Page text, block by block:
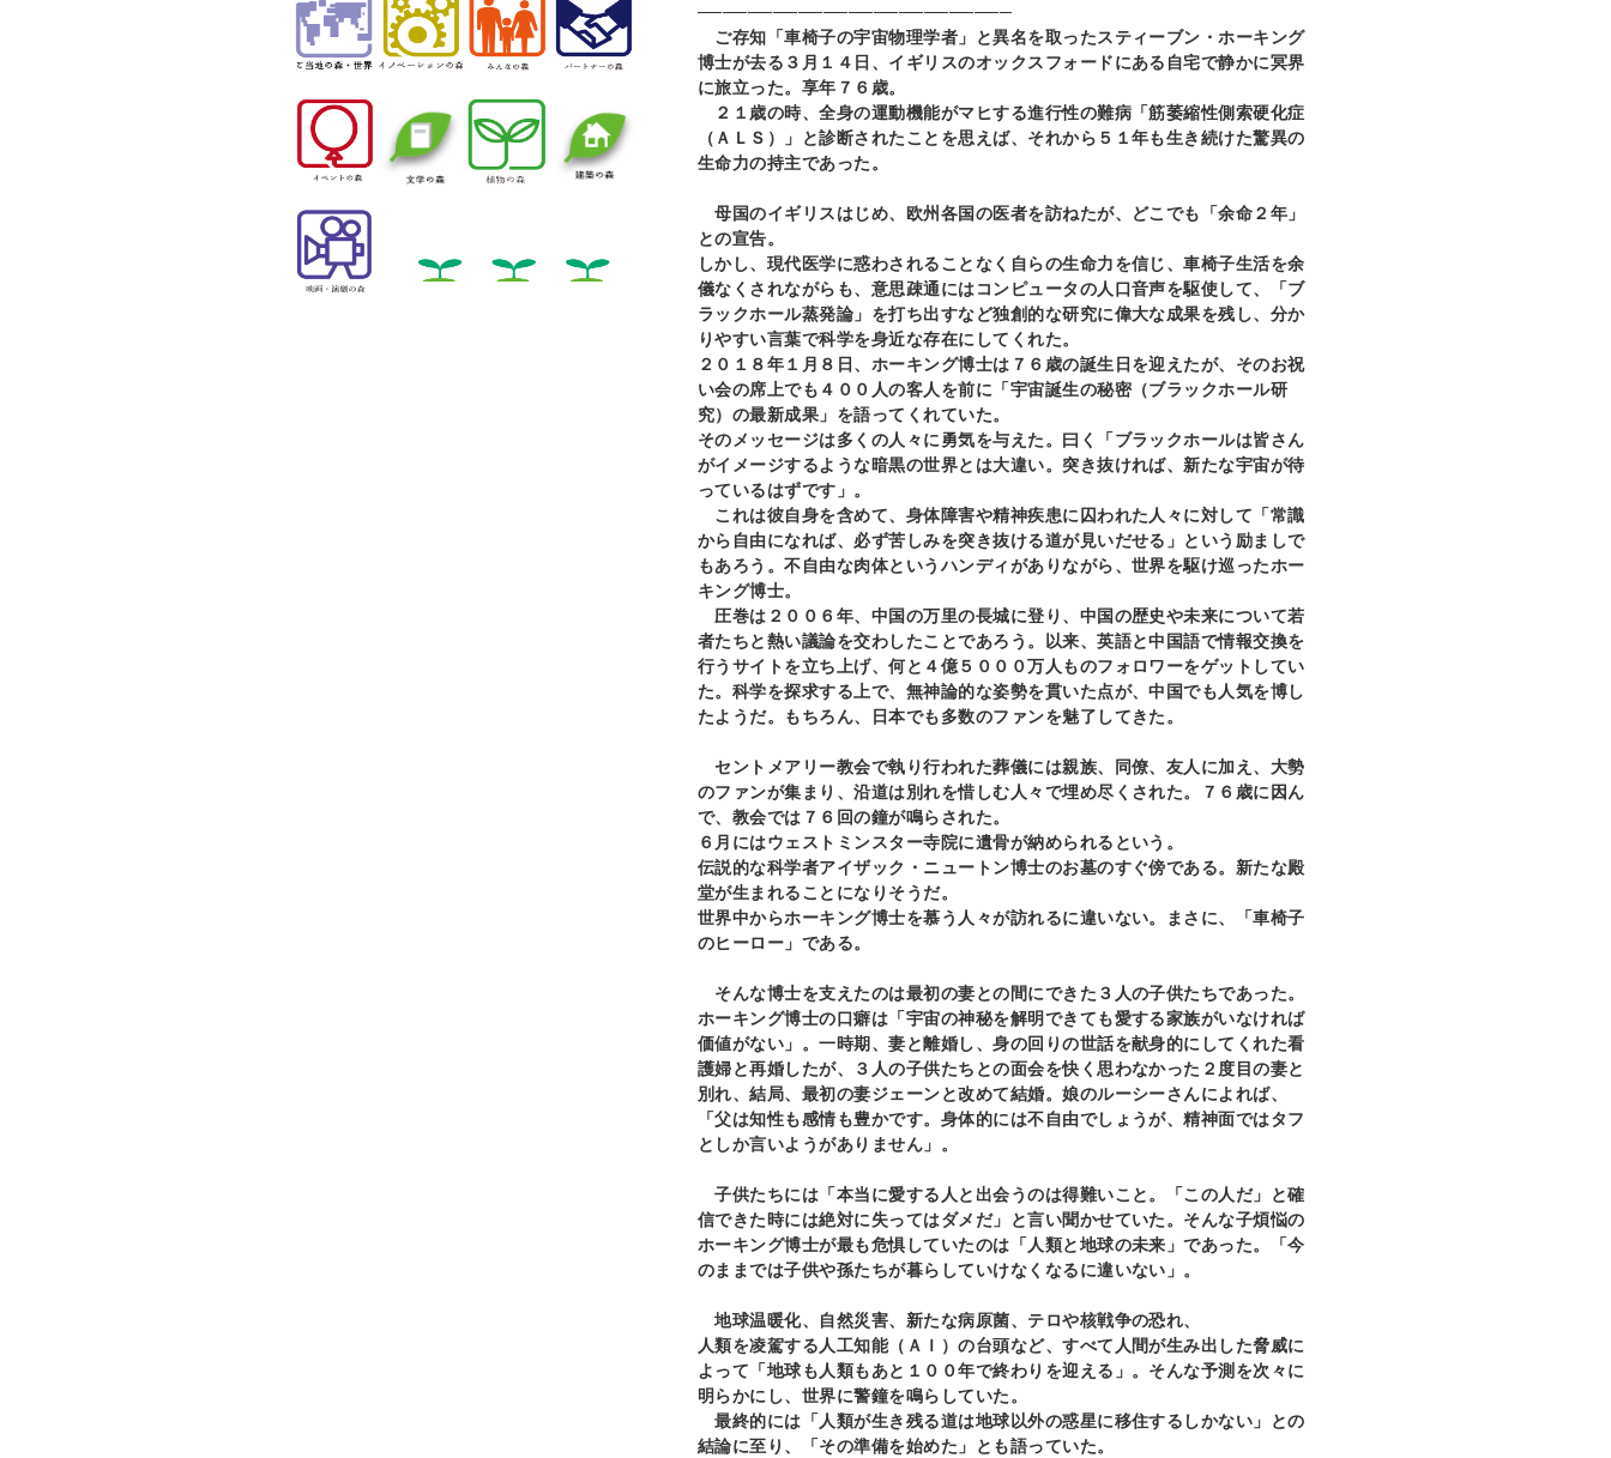
─────────────────────────
ご存知「車椅子の宇宙物理学者」と異名を取ったスティーブン・ホーキング
博士が去る３月１４日、イギリスのオックスフォードにある自宅で静かに冥界
に旅立った。享年７６歳。
２１歳の時、全身の運動機能がマヒする進行性の難病「筋萎縮性側索硬化症
（ＡＬＳ）」と診断されたことを思えば、それから５１年も生き続けた驚異の
生命力の持主であった。
母国のイギリスはじめ、欧州各国の医者を訪ねたが、どこでも「余命２年」
との宣告。
しかし、現代医学に惑わされることなく自らの生命力を信じ、車椅子生活を余
儀なくされながらも、意思疎通にはコンピュータの人口音声を駆使して、「ブ
ラックホール蒸発論」を打ち出すなど独創的な研究に偉大な成果を残し、分か
りやすい言葉で科学を身近な存在にしてくれた。
２０１８年１月８日、ホーキング博士は７６歳の誕生日を迎えたが、そのお祝
い会の席上でも４００人の客人を前に「宇宙誕生の秘密（ブラックホール研
究）の最新成果」を語ってくれていた。
そのメッセージは多くの人々に勇気を与えた。曰く「ブラックホールは皆さん
がイメージするような暗黒の世界とは大違い。突き抜ければ、新たな宇宙が待
っているはずです」。
これは彼自身を含めて、身体障害や精神疾患に囚われた人々に対して「常識
から自由になれば、必ず苦しみを突き抜ける道が見いだせる」という励ましで
もあろう。不自由な肉体というハンディがありながら、世界を駆け巡ったホー
キング博士。
圧巻は２００６年、中国の万里の長城に登り、中国の歴史や未来について若
者たちと熱い議論を交わしたことであろう。以来、英語と中国語で情報交換を
行うサイトを立ち上げ、何と４億５０００万人ものフォロワーをゲットしてい
た。科学を探求する上で、無神論的な姿勢を貫いた点が、中国でも人気を博し
たようだ。もちろん、日本でも多数のファンを魅了してきた。
セントメアリー教会で執り行われた葬儀には親族、同僚、友人に加え、大勢
のファンが集まり、沿道は別れを惜しむ人々で埋め尽くされた。７６歳に因ん
で、教会では７６回の鐘が鳴らされた。
６月にはウェストミンスター寺院に遺骨が納められるという。
伝説的な科学者アイザック・ニュートン博士のお墓のすぐ傍である。新たな殿
堂が生まれることになりそうだ。
世界中からホーキング博士を慕う人々が訪れるに違いない。まさに、「車椅子
のヒーロー」である。
そんな博士を支えたのは最初の妻との間にできた３人の子供たちであった。
ホーキング博士の口癖は「宇宙の神秘を解明できても愛する家族がいなければ
価値がない」。一時期、妻と離婚し、身の回りの世話を献身的にしてくれた看
護婦と再婚したが、３人の子供たちとの面会を快く思わなかった２度目の妻と
別れ、結局、最初の妻ジェーンと改めて結婚。娘のルーシーさんによれば、
「父は知性も感情も豊かです。身体的には不自由でしょうが、精神面ではタフ
としか言いようがありません」。
子供たちには「本当に愛する人と出会うのは得難いこと。「この人だ」と確
信できた時には絶対に失ってはダメだ」と言い聞かせていた。そんな子煩悩の
ホーキング博士が最も危惧していたのは「人類と地球の未来」であった。「今
のままでは子供や孫たちが暮らしていけなくなるに違いない」。
地球温暖化、自然災害、新たな病原菌、テロや核戦争の恐れ、
人類を凌駕する人工知能（ＡＩ）の台頭など、すべて人間が生み出した脅威に
よって「地球も人類もあと１００年で終わりを迎える」。そんな予測を次々に
明らかにし、世界に警鐘を鳴らしていた。
最終的には「人類が生き残る道は地球以外の惑星に移住するしかない」との
結論に至り、「その準備を始めた」とも語っていた。